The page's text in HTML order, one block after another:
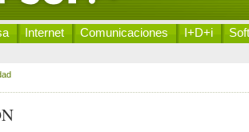
Internet Comunicaciones I+D+i